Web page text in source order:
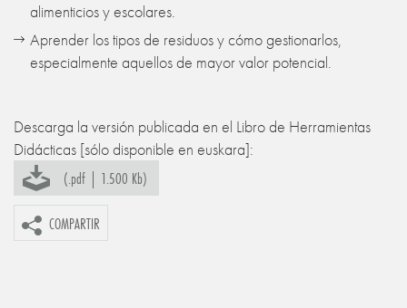
alimenticios y escolares.
Aprender los tipos de residuos y cómo gestionarlos,
especialmente aquellos de mayor valor potencial.
Descarga la versión publicada en el Libro de Herramientas
Didácticas [sólo disponible en euskara]:
(.pdf | 1.500 Kb)
COMPARTIR